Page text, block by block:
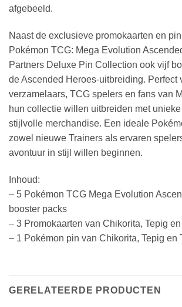
afgebeeld.
Naast de exclusieve promokaarten en
Pokémon TCG: Mega Evolution
Partners Deluxe Pin Collection ook vijf
de Ascended Heroes-uitbreiding. Perfect
verzamelaars, TCG spelers en fans van
hun collectie willen uitbreiden met
stijlvolle merchandise. Een ideale
zowel nieuwe Trainers als ervaren
avontuur in stijl willen beginnen.
Inhoud:
– 5 Pokémon TCG Mega Evolution
booster packs
– 3 Promokaarten van Chikorita, Tepig
– 1 Pokémon pin van Chikorita, Tepig en
GERELATEERDE PRODUCTEN